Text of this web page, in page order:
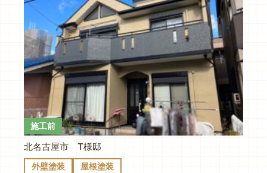
施工前
北名古屋市 T様邸
外壁塗装 屋根塗装